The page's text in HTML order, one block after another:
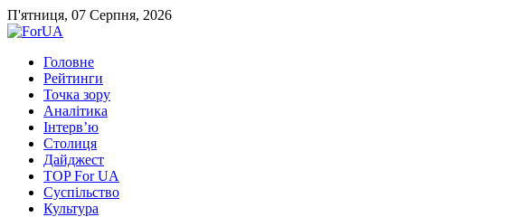
П'ятниця, 07 Серпня, 2026
Головне
Рейтинги
Точка зору
Аналітика
Інтерв’ю
Столиця
Дайджест
TOP For UA
Суспiльство
Культура